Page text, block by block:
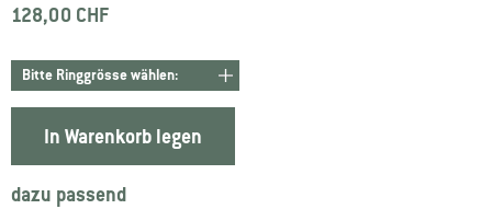
128,00 CHF
In Warenkorb legen
dazu passend